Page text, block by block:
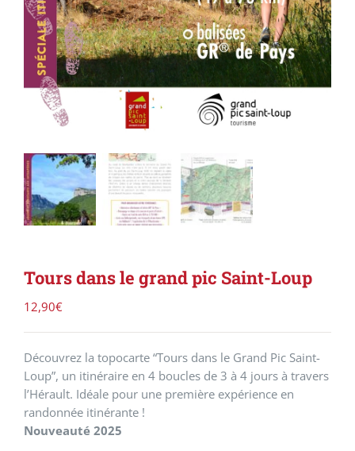
Tours dans le grand pic Saint-Loup
12,90€
Découvrez la topocarte “Tours dans le Grand Pic Saint-
Loup”, un itinéraire en 4 boucles de 3 à 4 jours à travers
l’Hérault. Idéale pour une première expérience en
randonnée itinérante !
Nouveauté 2025